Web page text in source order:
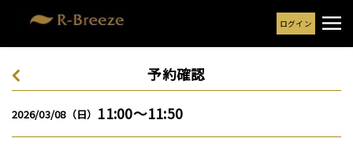
ログイン
予約確認
2026/03/08（日） 11:00～11:50